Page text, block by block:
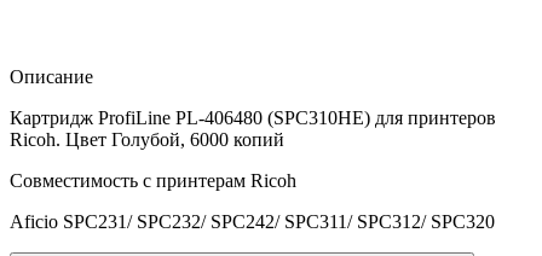
Описание
Картридж ProfiLine PL-406480 (SPC310HE) для принтеров
Ricoh. Цвет Голубой, 6000 копий
Совместимость с принтерам Ricoh
Aficio SPC231/ SPC232/ SPC242/ SPC311/ SPC312/ SPC320